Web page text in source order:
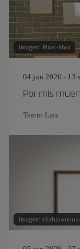
Imagen: Pixel-Shot
04 jun 2026 - 13
Por mis
Teatro Lara
Imagen: eliahinsomnia